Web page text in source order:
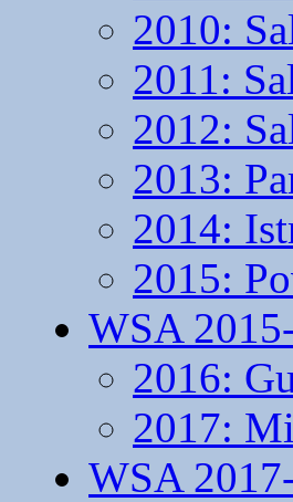
2010:
2011:
2012:
2013:
2014:
2015:
WSA
2016:
2017:
WSA